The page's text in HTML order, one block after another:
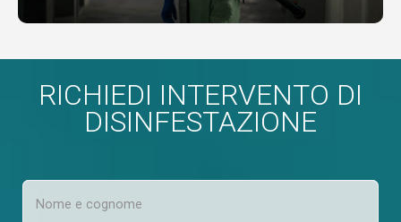
RICHIEDI INTERVENTO DI
DISINFESTAZIONE